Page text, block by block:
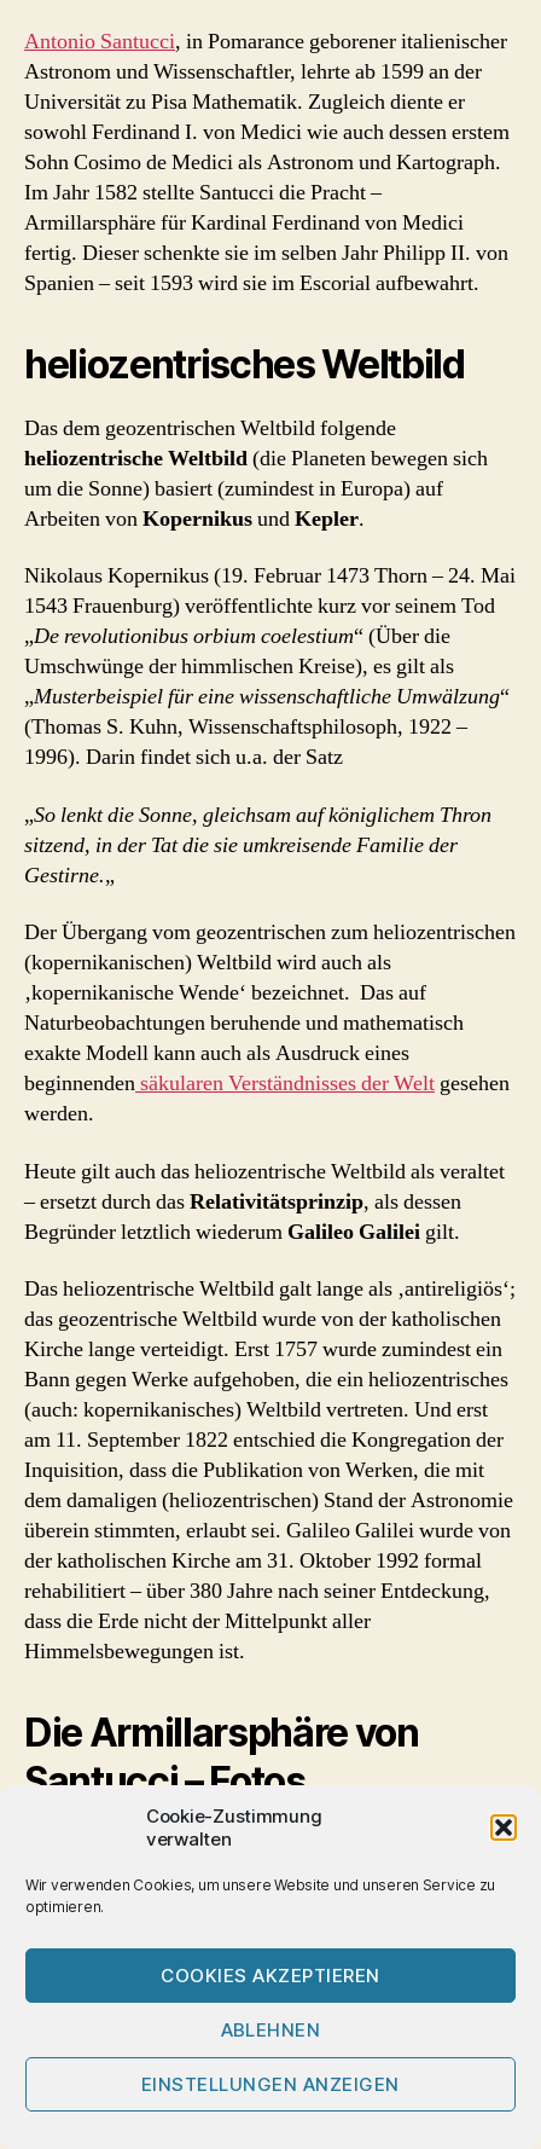
Cookie-Zustimmung
verwalten
Wir verwenden Cookies, um unsere Website und unseren Service zu
optimieren.
COOKIES AKZEPTIEREN
ABLEHNEN
EINSTELLUNGEN ANZEIGEN
Antonio Santucci, in Pomarance geborener italienischer
Astronom und Wissenschaftler, lehrte ab 1599 an der
Universität zu Pisa Mathematik. Zugleich diente er
sowohl Ferdinand I. von Medici wie auch dessen erstem
Sohn Cosimo de Medici als Astronom und Kartograph.
Im Jahr 1582 stellte Santucci die Pracht –
Armillarsphäre für Kardinal Ferdinand von Medici
fertig. Dieser schenkte sie im selben Jahr Philipp II. von
Spanien – seit 1593 wird sie im Escorial aufbewahrt.
heliozentrisches Weltbild
Das dem geozentrischen Weltbild folgende
heliozentrische Weltbild(die Planeten bewegen sich
um die Sonne) basiert (zumindest in Europa) auf
Arbeiten vonKopernikusundKepler.
Nikolaus Kopernikus (19. Februar 1473 Thorn – 24. Mai
1543 Frauenburg) veröffentlichte kurz vor seinem Tod
„De revolutionibus orbium coelestium“ (Über die
Umschwünge der himmlischen Kreise), es gilt als
„Musterbeispiel für eine wissenschaftliche Umwälzung“
(Thomas S. Kuhn, Wissenschaftsphilosoph, 1922 –
1996). Darin findet sich u.a. der Satz
„So lenkt die Sonne, gleichsam auf königlichem Thron
sitzend, in der Tat die sie umkreisende Familie der
Gestirne.„
Der Übergang vom geozentrischen zum heliozentrischen
(kopernikanischen) Weltbild wird auch als
‚kopernikanische Wende‘ bezeichnet. Das auf
Naturbeobachtungen beruhende und mathematisch
exakte Modell kann auch als Ausdruck eines
beginnendensäkularen Verständnisses der Welt gesehen
werden.
Heute gilt auch das heliozentrische Weltbild als veraltet
– ersetzt durch dasRelativitätsprinzip, als dessen
Begründer letztlich wiederum Galileo Galilei gilt.
Das heliozentrische Weltbild galt lange als ‚antireligiös‘;
das geozentrische Weltbild wurde von der katholischen
Kirche lange verteidigt. Erst 1757 wurde zumindest ein
Bann gegen Werke aufgehoben, die ein heliozentrisches
(auch: kopernikanisches) Weltbild vertreten. Und erst
am 11. September 1822 entschied die Kongregation der
Inquisition, dass die Publikation von Werken, die mit
dem damaligen (heliozentrischen) Stand der Astronomie
überein stimmten, erlaubt sei. Galileo Galilei wurde von
der katholischen Kirche am 31. Oktober 1992 formal
rehabilitiert – über 380 Jahre nach seiner Entdeckung,
dass die Erde nicht der Mittelpunkt aller
Himmelsbewegungen ist.
Die Armillarsphäre von
Santucci – Fotos